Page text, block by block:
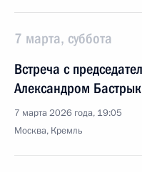
7 марта, суббота
Встреча с
Александром
7 марта 2026 года, 19:05
Москва, Кремль